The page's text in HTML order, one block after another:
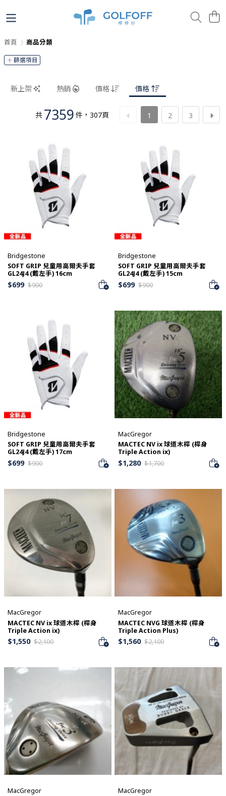
首頁 商品分類
篩選項目
新上架 熱銷 價格 價格
共 7359 件 ， 307頁 1 2 3
Bridgestone
SOFT GRIP 兒童用高爾夫手套
GL24J4 (戴左手) 16cm
$699 $900
Bridgestone
SOFT GRIP 兒童用高爾夫手套
GL24J4 (戴左手) 15cm
$699 $900
Bridgestone
SOFT GRIP 兒童用高爾夫手套
GL24J4 (戴左手) 17cm
$699 $900
MacGregor
MACTEC NV ix 球道木桿 (桿身
Triple Action ix)
$1,280 $1,700
MacGregor
MACTEC NV ix 球道木桿 (桿身
Triple Action ix)
$1,550 $2,100
MacGregor
MACTEC NVG 球道木桿 (桿身
Triple Action Plus)
$1,560 $2,100
MacGregor
MacGregor